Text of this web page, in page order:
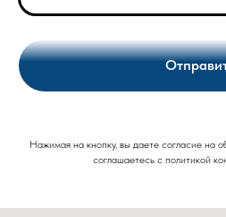
Нажимая на кнопку, вы даете согласие на
соглашаетесь c политикой